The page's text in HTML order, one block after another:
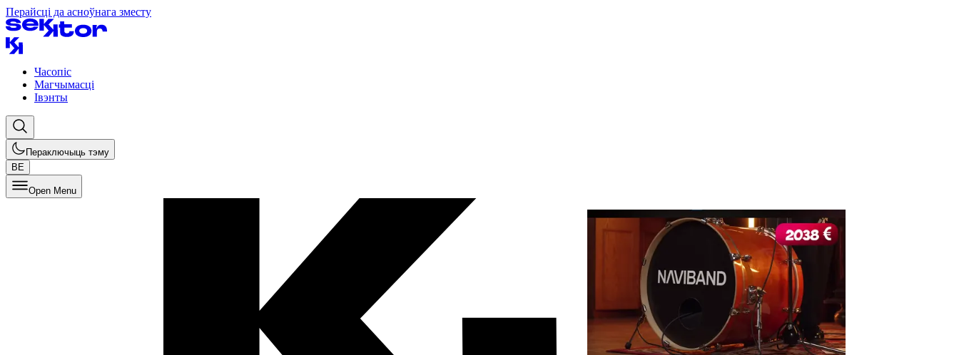
Перайсці да асноўнага зместу
Часопіс
Магчымасці
Івэнты
Пераключыць тэму
BE
Open Menu